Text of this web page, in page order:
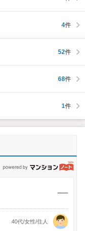
4件
52件
68件
1件
40代/女性/住人